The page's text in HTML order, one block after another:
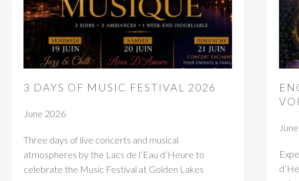
3 DAYS OF MUSIC FESTIVAL 2026
June 2026
Three days of live concerts and musical
atmospheres by the Lacs de l’Eau d’Heure to
celebrate the Music Festival at Golden Lakes